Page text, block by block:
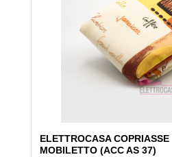
ELETTROCASA
MOBILETTO (ACC AS 37)